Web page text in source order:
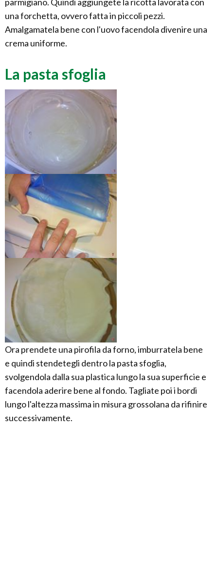
una forchetta, ovvero fatta in piccoli pezzi.
Amalgamatela bene con l'uovo facendola divenire una
crema uniforme.
La pasta sfoglia
Ora prendete una pirofila da forno, imburratela bene
e quindi stendetegli dentro la pasta sfoglia,
svolgendola dalla sua plastica lungo la sua superficie e
facendola aderire bene al fondo. Tagliate poi i bordi
lungo l'altezza massima in misura grossolana da rifinire
successivamente.